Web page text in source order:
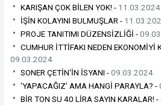
KARIŞAN ÇOK BİLEN YOK! - 11.03.2024
İŞİN KOLAYINI BULMUŞLAR -
PROJE TANITIMI DÜZENSİZLİĞİ -
CUMHUR İTTİFAKI NEDEN EKONOMİYİ
09.03.2024
SONER ÇETİN'İN İSYANI -09.03.2024
'YAPACAĞIZ' AMA HANGİ PARAYLA? -
BİR TON SU 40 LİRA SAYIN KARALAR! -